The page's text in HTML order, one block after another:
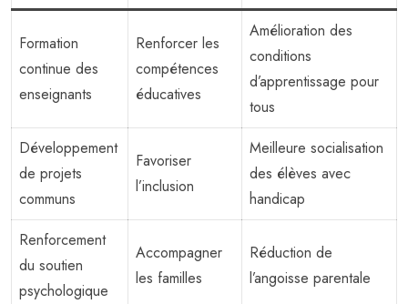
Formation
continue des
enseignants
Renforcer les
compétences
éducatives
Amélioration des
conditions
d’apprentissage pour
tous
Développement
de projets
communs
Favoriser
l’inclusion
Meilleure socialisation
des élèves avec
handicap
Renforcement
du soutien
psychologique
Accompagner
les familles
Réduction de
l’angoisse parentale